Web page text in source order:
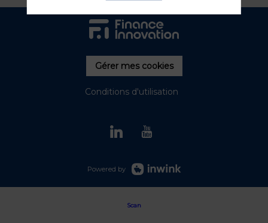
Gérer mes cookies
Conditions d'utilisation
Powered by
Scan